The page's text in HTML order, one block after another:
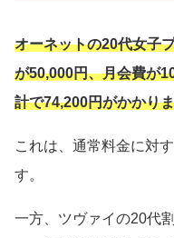
オーネットの20代女子
が50,000円、月会費が
計で74,200円がかかり
これは、通常料金に対
す。
一方、ツヴァイの20代